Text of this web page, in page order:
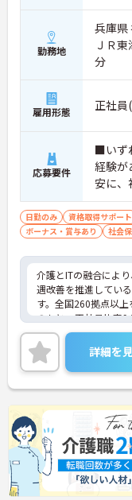
勤務地
兵庫県
ＪＲ
分
雇用形態 正社員
応募要件
■いず
経験
安に、
日勤のみ 資格取得サポート
ボーナス・賞与あり
社会
介護とITの融合によ
遇改善を推進してい
す。全国260拠点以
のもと、正社員比率
構築しています。資
専門資格と成果が収
ます。夜勤なしの完
し、日々の記録業務
め、施設勤務特有の
業の負担を抑え、ケ
談で不安を解消でき
祉士の資格取得やサ
アップを目指す有資
す。
★おすすめPOINT★
詳細を